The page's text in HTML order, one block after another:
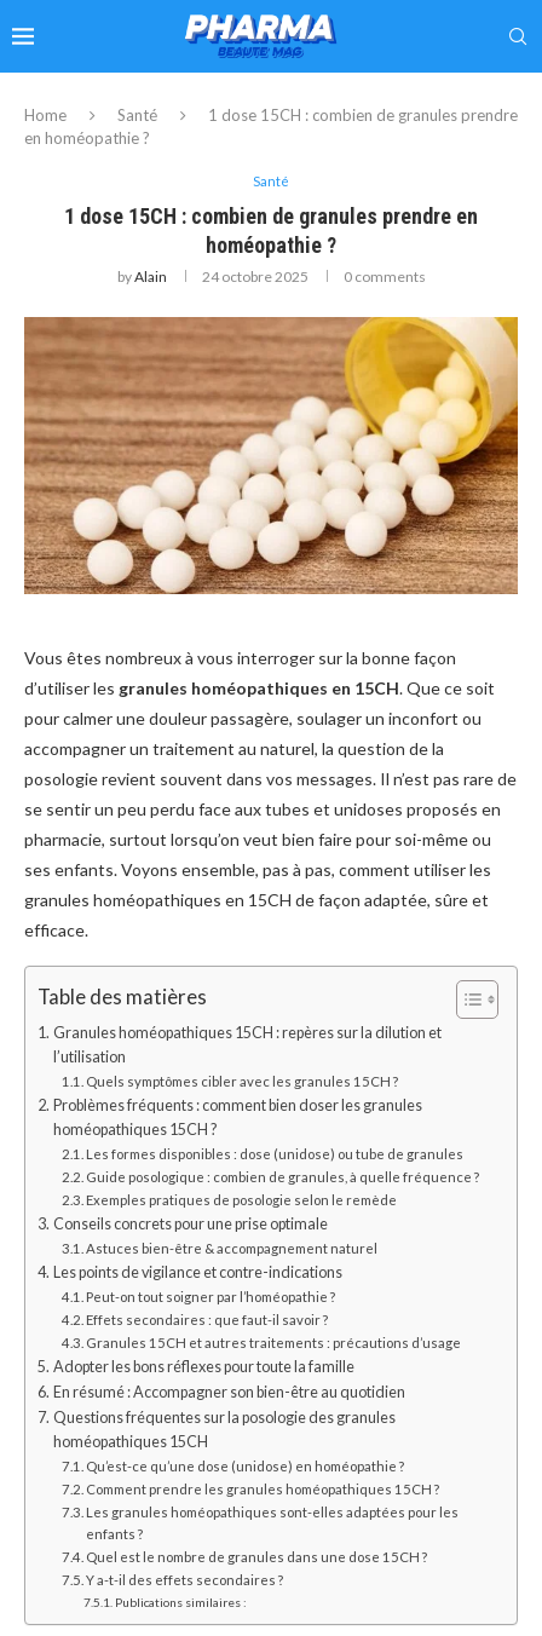
Home Santé
1 dose 15CH : combien de granules prendre
en homéopathie ?
Santé
1 dose 15CH : combien de granules prendre en
homéopathie ?
byAlain 24 octobre 2025 0 comments
Vous êtes nombreux à vous interroger sur la bonne façon
d’utiliser les granules homéopathiques en 15CH. Que ce soit
pour calmer une douleur passagère, soulager un inconfort ou
accompagner un traitement au naturel, la question de la
posologie revient souvent dans vos messages. Il n’est pas rare de
se sentir un peu perdu face aux tubes et unidoses proposés en
pharmacie, surtout lorsqu’on veut bien faire pour soi-même ou
ses enfants. Voyons ensemble, pas à pas, comment utiliser les
granules homéopathiques en 15CH de façon adaptée, sûre et
efficace.
Table des matières
Granules homéopathiques 15CH : repères sur la dilution et
l’utilisation
Quels symptômes cibler avec les granules 15CH ?
Problèmes fréquents : comment bien doser les granules
homéopathiques 15CH ?
Les formes disponibles : dose (unidose) ou tube de granules
Guide posologique : combien de granules, à quelle fréquence ?
Exemples pratiques de posologie selon le remède
Conseils concrets pour une prise optimale
Astuces bien-être & accompagnement naturel
Les points de vigilance et contre-indications
Peut-on tout soigner par l’homéopathie ?
Effets secondaires : que faut-il savoir ?
Granules 15CH et autres traitements : précautions d’usage
Adopter les bons réflexes pour toute la famille
En résumé : Accompagner son bien-être au quotidien
Questions fréquentes sur la posologie des granules
homéopathiques 15CH
Qu’est-ce qu’une dose (unidose) en homéopathie ?
Comment prendre les granules homéopathiques 15CH ?
Les granules homéopathiques sont-elles adaptées pour les
enfants ?
Quel est le nombre de granules dans une dose 15CH ?
Y a-t-il des effets secondaires ?
Publications similaires :